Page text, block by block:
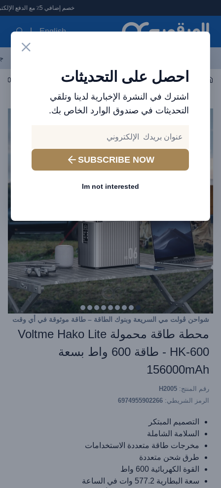
العرقوب - متجر الإلكترونيات في الإمارات
خصم إضافي 5٪ مع الدفع الإلكتروني
English
احصل على التحديثات
اشترك في النشرة الإخبارية لدينا وتلقي
التحديثات في صندوق الوارد الخاص بك.
SUBSCRIBE NOW
Im not interested
حلول الطاقة محطة طاقة محمولة محطة طاقة محمولة Voltme Hako Lite HK-600 - طاقة 600 واط بسعة 156000mAh
شواحن ڤولت مي السريعة وبنوك الطاقة – طاقة موثوقة في أي وقت
محطة طاقة محمولة Voltme Hako Lite
HK-600 - طاقة 600 واط بسعة
156000mAh
رقم المنتج: H2005
الرمز الشريطي: 6974955902266
التصميم المبتكر
السلامة الشاملة
مخرجات طاقة متعددة الاستخدامات
طرق شحن متعددة
القوة الكهربائية 600 واط
سعة البطارية 577.2 وات في الساعة